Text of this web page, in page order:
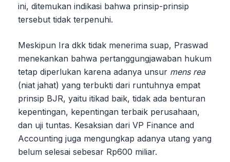
ini, ditemukan indikasi bahwa prinsip-prinsip
tersebut tidak terpenuhi.
Meskipun Ira dkk tidak menerima suap, Praswad
menekankan bahwa pertanggungjawaban hukum
tetap diperlukan karena adanya unsur mens rea
(niat jahat) yang terbukti dari runtuhnya empat
prinsip BJR, yaitu itikad baik, tidak ada benturan
kepentingan, kepentingan terbaik perusahaan,
dan uji tuntas. Kesaksian dari VP Finance and
Accounting juga mengungkap adanya utang yang
belum selesai sebesar Rp600 miliar.